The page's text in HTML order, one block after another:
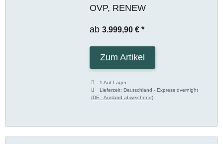
OVP, RENEW
ab 3.999,90 € *
Zum Artikel
1 Auf Lager
Lieferzeit:Deutschland - Express overnight
(DE - Ausland abweichend)